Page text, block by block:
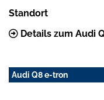
Standort
Details zum Audi
Audi Q8 e-tron